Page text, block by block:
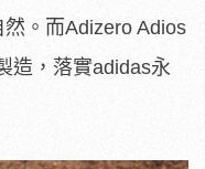
。而Adizero Adios
造，落實adidas永